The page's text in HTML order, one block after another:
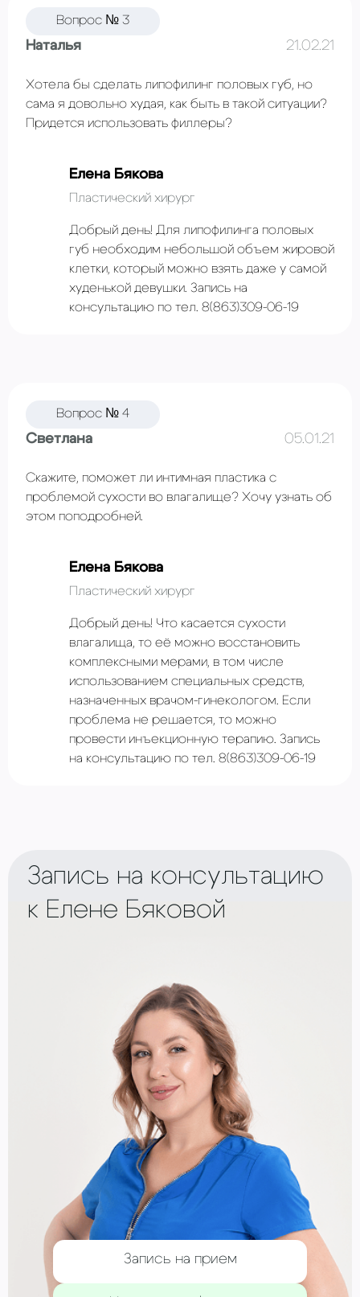
Вопрос № 3
Наталья 21.02.21
Хотела бы сделать липофилинг половых губ, но
сама я довольно худая, как быть в такой ситуации?
Придется использовать филлеры?
Елена Бякова
Пластический хирург
Добрый день! Для липофилинга половых
губ необходим небольшой объем жировой
клетки, который можно взять даже у самой
худенькой девушки. Запись на
консультацию по тел. 8(863)309-06-19
Вопрос № 4
Светлана 05.01.21
Скажите, поможет ли интимная пластика с
проблемой сухости во влагалище? Хочу узнать об
этом поподробней.
Елена Бякова
Пластический хирург
Добрый день! Что касается сухости
влагалища, то её можно восстановить
комплексными мерами, в том числе
использованием специальных средств,
назначенных врачом-гинекологом. Если
проблема не решается, то можно
провести инъекционную терапию. Запись
на консультацию по тел. 8(863)309-06-19
Запись на консультацию
к Елене Бяковой
Запись на прием